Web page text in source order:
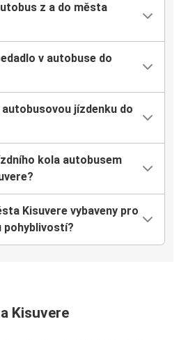
z a do města
v autobuse do
jízdenku do
kola autobusem
Kisuvere vybaveny pro
pohyblivostí?
Kisuvere